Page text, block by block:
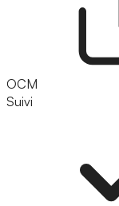
OCM
Suivi